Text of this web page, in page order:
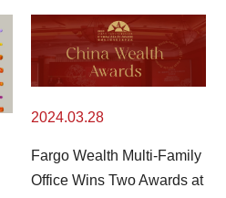
2024.03.28
Fargo Wealth Multi-Family
Office Wins Two Awards at